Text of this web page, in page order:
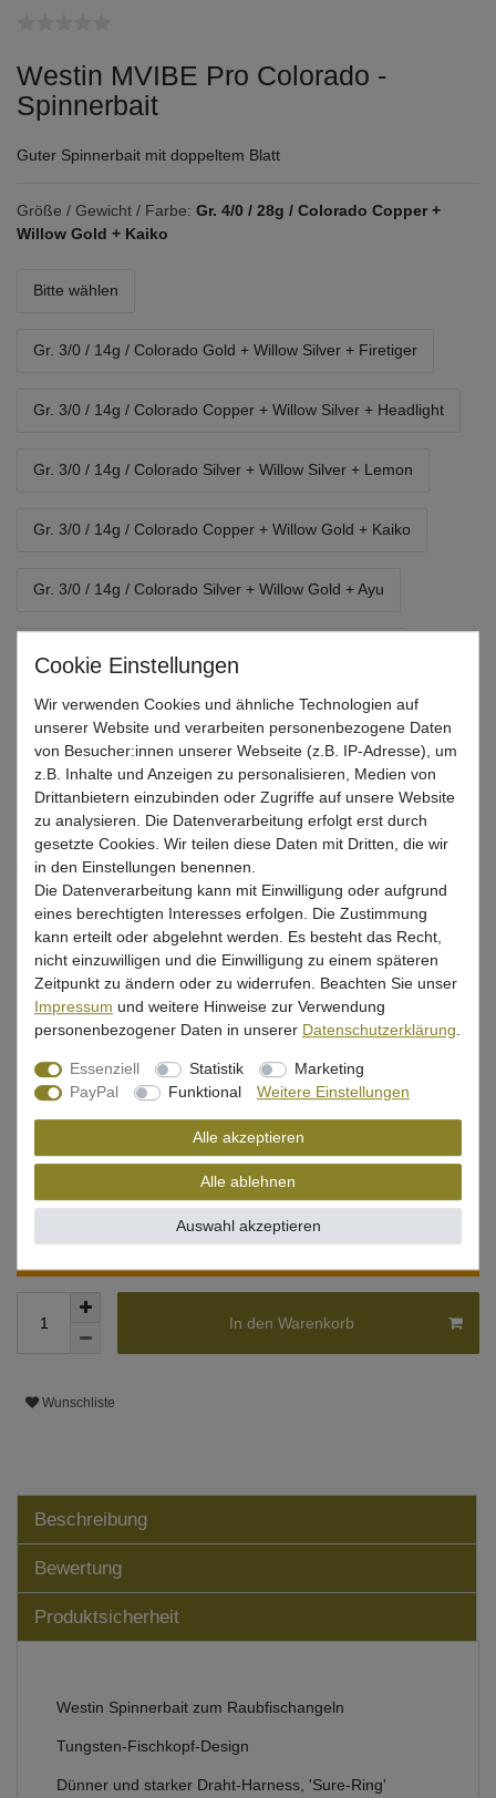
Westin MVIBE Pro Colorado -
Spinnerbait
Guter Spinnerbait mit doppeltem Blatt
Größe / Gewicht / Farbe: Gr. 4/0 / 28g / Colorado Copper +
Willow Gold + Kaiko
Bitte wählen
Gr. 3/0 / 14g / Colorado Gold + Willow Silver + Firetiger
Gr. 3/0 / 14g / Colorado Copper + Willow Silver + Headlight
Gr. 3/0 / 14g / Colorado Silver + Willow Silver + Lemon
Gr. 3/0 / 14g / Colorado Copper + Willow Gold + Kaiko
Gr. 3/0 / 14g / Colorado Silver + Willow Gold + Ayu
Gr. 4/0 / 28g / Colorado Gold + Willow Silver + Firetiger
Gr. 4/0 / 28g / Colorado Copper + Willow Silver + Headlight
Gr. 4/0 / 28g / Colorado Silver + Willow Silver + Lemon
Gr. 4/0 / 28g / Colorado Copper + Willow Gold + Kaiko
Gr. 4/0 / 28g / Colorado Silver + Willow Gold + Ayu
Gr. 4/0 / 28g / Colorado Gold + Willow Gold + Rudd
UVP 19,99 €
17,99 EUR*
* inkl. ges. MwSt. zzgl. Versandkosten
Informationen zur Berechnung des Liefertermins hier
In den Warenkorb
Wunschliste
Beschreibung
Bewertung
Produktsicherheit
Westin Spinnerbait zum Raubfischangeln
Tungsten-Fischkopf-Design
Dünner und starker Draht-Harness, 'Sure-Ring'
Wir verwenden Cookies und ähnliche Technologien auf
unserer Website und verarbeiten personenbezogene Daten
von Besucher:innen unserer Webseite (z.B. IP-Adresse), um
z.B. Inhalte und Anzeigen zu personalisieren, Medien von
Drittanbietern einzubinden oder Zugriffe auf unsere Website
zu analysieren. Die Datenverarbeitung erfolgt erst durch
gesetzte Cookies. Wir teilen diese Daten mit Dritten, die wir
in den Einstellungen benennen.
Die Datenverarbeitung kann mit Einwilligung oder aufgrund
eines berechtigten Interesses erfolgen. Die Zustimmung
kann erteilt oder abgelehnt werden. Es besteht das Recht,
nicht einzuwilligen und die Einwilligung zu einem späteren
Zeitpunkt zu ändern oder zu widerrufen. Beachten Sie unser
Impressum und weitere Hinweise zur Verwendung
personenbezogener Daten in unserer Daten­schutz­erklärung.
Essenziell Statistik
Marketing
PayPal
Funktional Weitere Einstellungen
Alle akzeptieren
Alle ablehnen
Auswahl akzeptieren